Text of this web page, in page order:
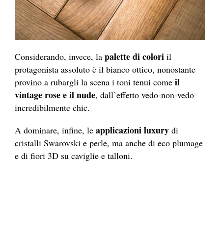
Considerando, invece, la palette di colori il
protagonista assoluto è il bianco ottico, nonostante
provino a rubargli la scena i toni tenui come il
vintage rose e il nude, dall’effetto vedo-non-vedo
incredibilmente chic.
A dominare, infine, le applicazioni luxury di
cristalli Swarovski e perle, ma anche di eco plumage
e di fiori 3D su caviglie e talloni.